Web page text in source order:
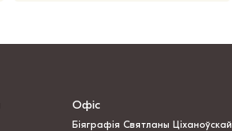
Офіс
Біяграфія Святланы Ціханоўскай